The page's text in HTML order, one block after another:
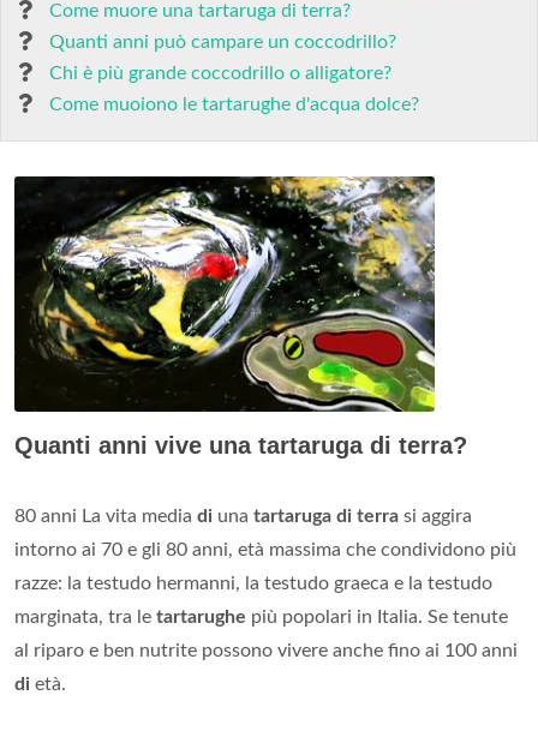
Come muore una tartaruga di terra?
Quanti anni può campare un coccodrillo?
Chi è più grande coccodrillo o alligatore?
Come muoiono le tartarughe d'acqua dolce?
Quanti anni vive una tartaruga di terra?
80 anni La vita media di una tartaruga di terra si aggira
intorno ai 70 e gli 80 anni, età massima che condividono più
razze: la testudo hermanni, la testudo graeca e la testudo
marginata, tra le tartarughe più popolari in Italia. Se tenute
al riparo e ben nutrite possono vivere anche fino ai 100 anni
di età.